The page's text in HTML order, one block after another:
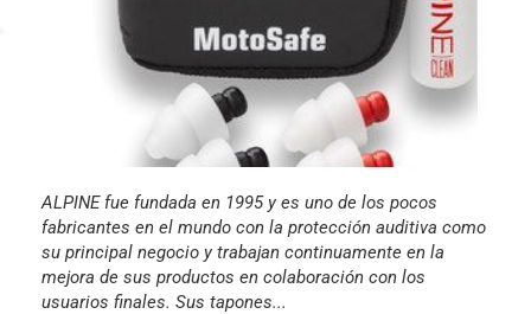
ALPINE fue fundada en 1995 y es uno de los pocos
fabricantes en el mundo con la protección auditiva como
su principal negocio y trabajan continuamente en la
mejora de sus productos en colaboración con los
usuarios finales. Sus tapones...